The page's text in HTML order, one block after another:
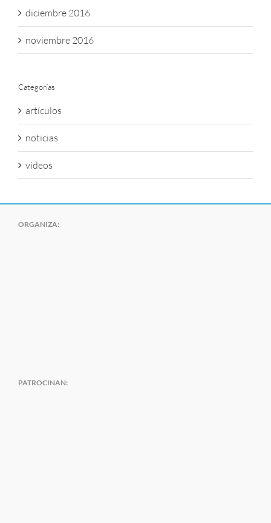
diciembre 2016
noviembre 2016
Categorías
artículos
noticias
videos
ORGANIZA:
PATROCINAN: